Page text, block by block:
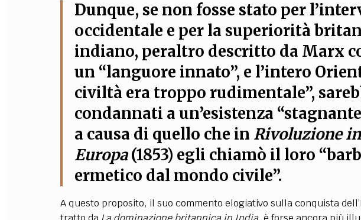
Dunque, se non fosse stato per
occidentale e per la superiorità
indiano, peraltro descritto da Marx
un “languore innato”, e l’intero
civiltà era troppo rudimentale”,
condannati a un’esistenza
a causa di quello che in Rivoluzione
Europa(1853) egli chiamò il loro
ermetico dal mondo civile”.
A questo proposito, il suo commento elogiativo sulla conquista